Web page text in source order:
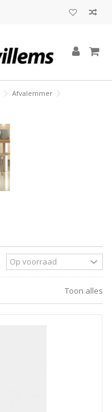
Afvalemmer
Toon alles